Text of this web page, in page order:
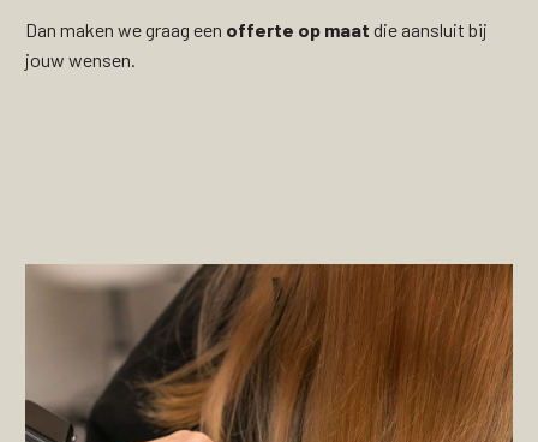
Dan maken we graag een offerte op maat die aansluit bij
jouw wensen.